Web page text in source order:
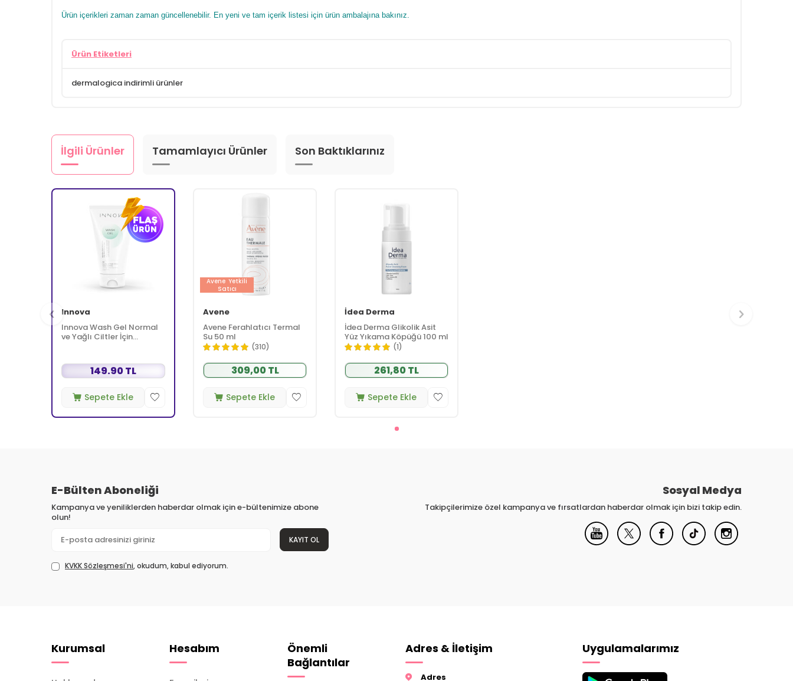
Ürün içerikleri zaman zaman güncellenebilir. En yeni ve tam içerik listesi için ürün ambalajına bakınız.
Ürün Etiketleri
dermalogica indirimli ürünler
İlgili Ürünler Tamamlayıcı Ürünler Son Baktıklarınız
Innova
Innova Wash Gel Normal
ve Yağlı Ciltler İçin
149.90 TL
Sepete Ekle
Avene Yetkili
Satıcı
Avene
Avene Ferahlatıcı Termal
Su 50 ml
(310)
309,00 TL
Sepete Ekle
İdea Derma
İdea Derma Glikolik Asit
Yüz Yıkama Köpüğü 100 ml
(1)
261,80 TL
Sepete Ekle
E-Bülten Aboneliği
Kampanya ve yeniliklerden haberdar olmak için e-bültenimize abone
olun!
KAYIT OL
KVKK Sözleşmesi'ni, okudum, kabul ediyorum.
Sosyal Medya
Takipçilerimize özel kampanya ve fırsatlardan haberdar olmak için bizi takip edin.
Kurumsal Hesabım
Önemli
Bağlantılar
Adres & İletişim
Adres
Uygulamalarımız